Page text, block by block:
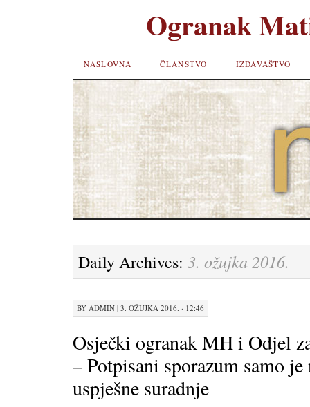
Ogranak
SKIP TO
CONTENT
NASLOVNA ČLANSTVO IZDAVAŠTVO
Daily Archives: 3. ožujka 2016.
BY ADMIN | 3. OŽUJKA 2016. · 12:46
Osječki ogranak MH i Odjel
– Potpisani sporazum samo je
uspješne suradnje